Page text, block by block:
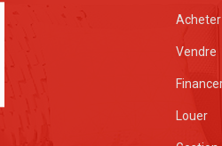
Acheter
Vendre
Louer